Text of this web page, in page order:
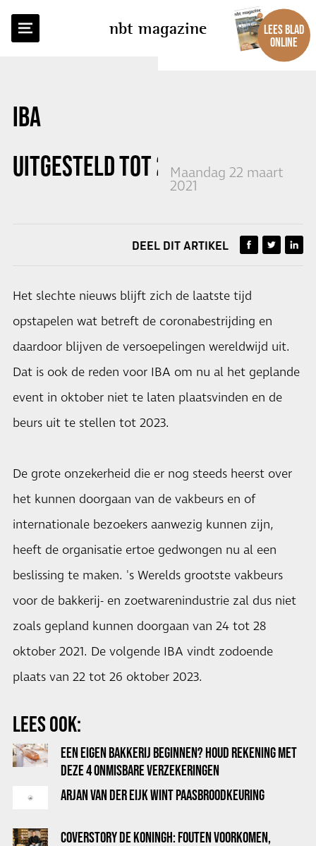
nbt magazine
LEES BLAD
ONLINE
IBA
UITGESTELD TOT 2023Maandag 22 maart
2021
TERUG NAAR OVERZICHT
DEEL DIT ARTIKEL
Het slechte nieuws blijft zich de laatste tijd
opstapelen wat betreft de coronabestrijding en
daardoor blijven de versoepelingen wereldwijd uit.
Dat is ook de reden voor IBA om nu al het geplande
event in oktober niet te laten plaatsvinden en de
beurs uit te stellen tot 2023.
De grote onzekerheid die er nog steeds heerst over
het kunnen doorgaan van de vakbeurs en of
internationale bezoekers aanwezig kunnen zijn,
heeft de organisatie ertoe gedwongen nu al een
beslissing te maken. 's Werelds grootste vakbeurs
voor de bakkerij- en zoetwarenindustrie zal dus niet
zoals gepland kunnen doorgaan van 24 tot 28
oktober 2021. De volgende IBA vindt zodoende
plaats van 22 tot 26 oktober 2023.
LEES OOK:
EEN EIGEN BAKKERIJ BEGINNEN? HOUD REKENING MET
DEZE 4 ONMISBARE VERZEKERINGEN
ARJAN VAN DER EIJK WINT PAASBROODKEURING
COVERSTORY DE KONINGH: FOUTEN VOORKOMEN,